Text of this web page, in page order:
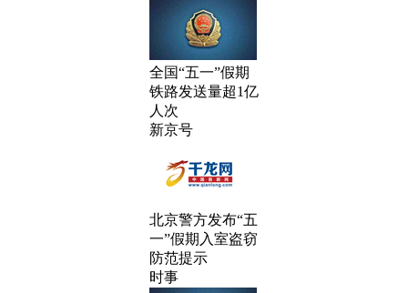
全国“五一”假期
铁路发送量超1亿
人次
新京号
北京警方发布“五
一”假期入室盗窃
防范提示
时事